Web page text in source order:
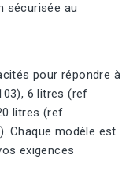
sécurisée au
pour répondre à
6 litres (ref
litres (ref
Chaque modèle est
exigences